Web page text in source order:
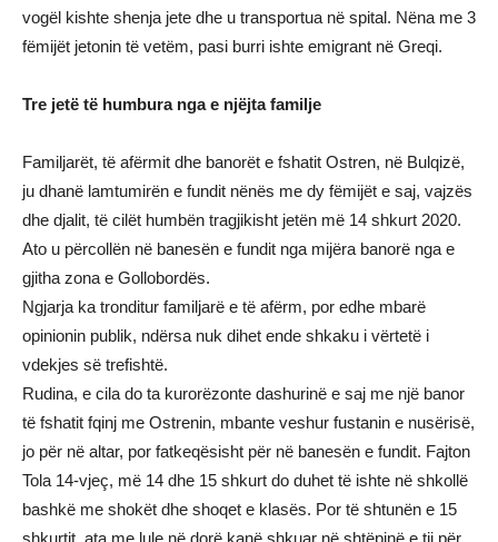
vogël kishte shenja jete dhe u transportua në spital. Nëna me 3
fëmijët jetonin të vetëm, pasi burri ishte emigrant në Greqi.
Tre jetë të humbura nga e njëjta familje
Familjarët, të afërmit dhe banorët e fshatit Ostren, në Bulqizë,
ju dhanë lamtumirën e fundit nënës me dy fëmijët e saj, vajzës
dhe djalit, të cilët humbën tragjikisht jetën më 14 shkurt 2020.
Ato u përcollën në banesën e fundit nga mijëra banorë nga e
gjitha zona e Gollobordës.
Ngjarja ka tronditur familjarë e të afërm, por edhe mbarë
opinionin publik, ndërsa nuk dihet ende shkaku i vërtetë i
vdekjes së trefishtë.
Rudina, e cila do ta kurorëzonte dashurinë e saj me një banor
të fshatit fqinj me Ostrenin, mbante veshur fustanin e nusërisë,
jo për në altar, por fatkeqësisht për në banesën e fundit. Fajton
Tola 14-vjeç, më 14 dhe 15 shkurt do duhet të ishte në shkollë
bashkë me shokët dhe shoqet e klasës. Por të shtunën e 15